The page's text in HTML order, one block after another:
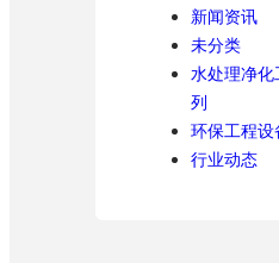
新闻资讯
未分类
水处理净化
列
环保工程设
行业动态